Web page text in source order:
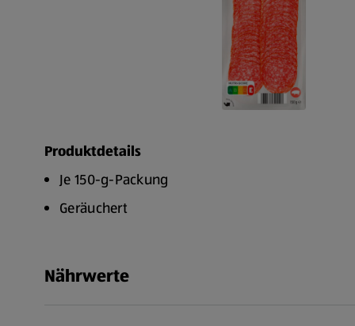
Produktdetails
Je 150-g-Packung
Geräuchert
Nährwerte